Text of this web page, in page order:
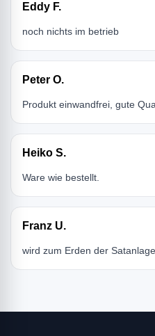
Eddy F.
noch nichts im betrieb
Peter O.
Produkt einwandfrei, gute
Heiko S.
Ware wie bestellt.
Franz U.
wird zum Erden der